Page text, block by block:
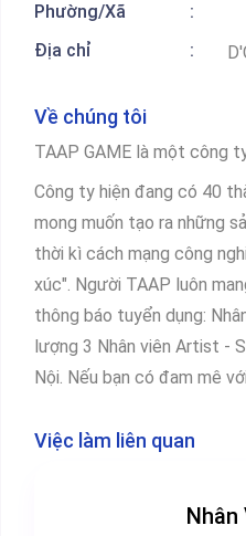
Phường/Xã
:
Địa chỉ
:
Về chúng tôi
TAAP GAME là một công
Công ty hiện đang có 40
mong muốn tạo ra những
thời kì cách mạng công
xúc". Người TAAP luôn
thông báo tuyển dụng: Nhân viên Lập trình Game Unity - Số lượng 6 Nhân viên Game Design - Số
lượng 3 Nhân viên Artist -
Nội. Nếu bạn có đam mê
Việc làm liên quan
Nhân